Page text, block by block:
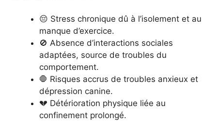
😔 Stress chronique dû à l’isolement et au
manque d’exercice.
🚫 Absence d’interactions sociales
adaptées, source de troubles du
comportement.
🛑 Risques accrus de troubles anxieux et
dépression canine.
💔 Détérioration physique liée au
confinement prolongé.